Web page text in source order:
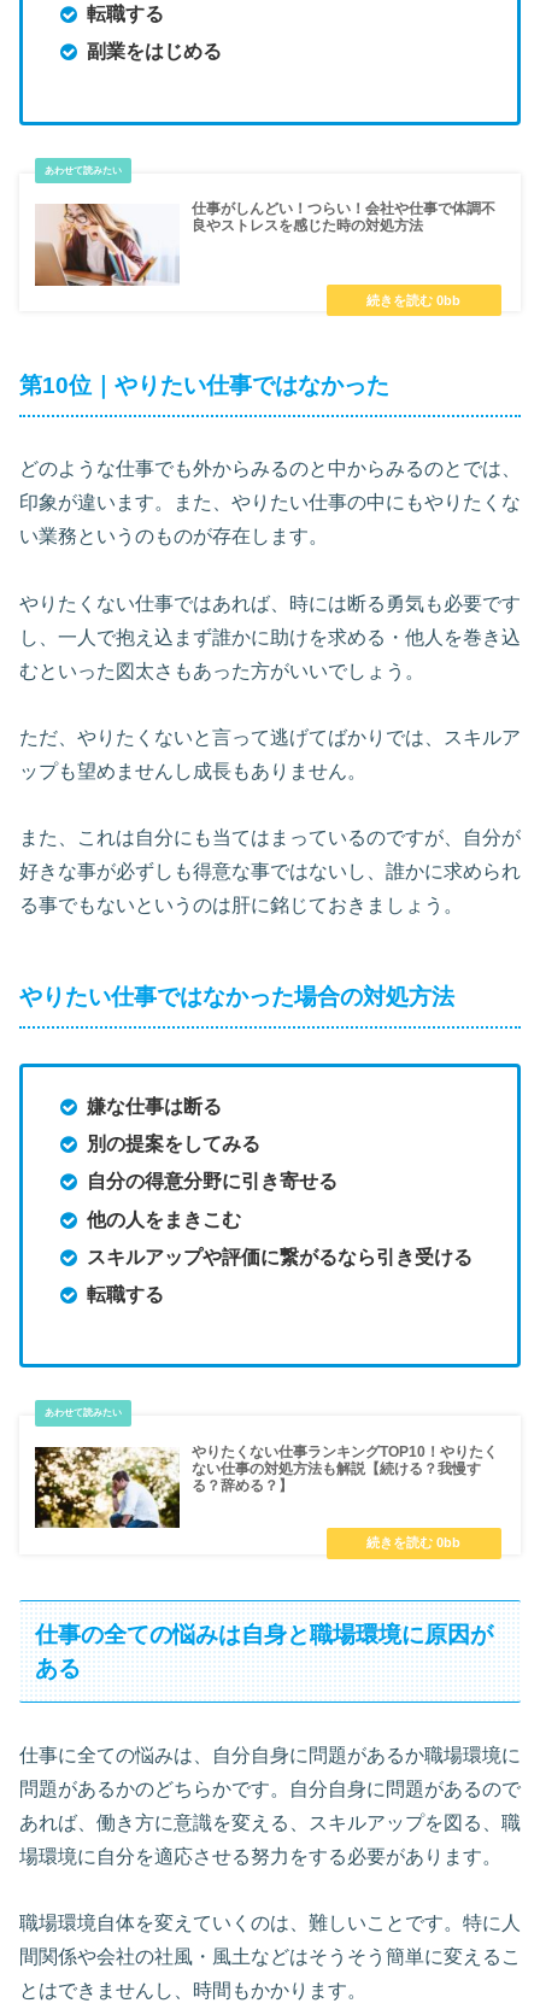
転職する
副業をはじめる
仕事がしんどい！つらい！会社や仕事で体調不
良やストレスを感じた時の対処方法
第10位｜やりたい仕事ではなかった
どのような仕事でも外からみるのと中からみるのとでは、
印象が違います。また、やりたい仕事の中にもやりたくな
い業務というのものが存在します。
やりたくない仕事ではあれば、時には断る勇気も必要です
し、一人で抱え込まず誰かに助けを求める・他人を巻き込
むといった図太さもあった方がいいでしょう。
ただ、やりたくないと言って逃げてばかりでは、スキルア
ップも望めませんし成長もありません。
また、これは自分にも当てはまっているのですが、自分が
好きな事が必ずしも得意な事ではないし、誰かに求められ
る事でもないというのは肝に銘じておきましょう。
やりたい仕事ではなかった場合の対処方法
嫌な仕事は断る
別の提案をしてみる
自分の得意分野に引き寄せる
他の人をまきこむ
スキルアップや評価に繋がるなら引き受ける
転職する
やりたくない仕事ランキングTOP10！やりたく
ない仕事の対処方法も解説【続ける？我慢す
る？辞める？】
仕事の全ての悩みは自身と職場環境に原因が
ある
仕事に全ての悩みは、自分自身に問題があるか職場環境に
問題があるかのどちらかです。自分自身に問題があるので
あれば、働き方に意識を変える、スキルアップを図る、職
場環境に自分を適応させる努力をする必要があります。
職場環境自体を変えていくのは、難しいことです。特に人
間関係や会社の社風・風土などはそうそう簡単に変えるこ
とはできませんし、時間もかかります。